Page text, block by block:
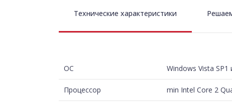
Технические характеристики
ОС Windows Vista
Процессор min Intel Core 2